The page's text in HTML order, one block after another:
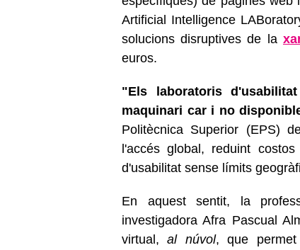
Artificial Intelligence
solucions disruptives de la
euros.
"Els laboratoris
maquinari car i no
Politècnica Superior (EPS)
l'accés global, reduint
d'usabilitat sense límits
En aquest sentit, la
investigadora Afra Pascual
virtual,al núvol, que permet